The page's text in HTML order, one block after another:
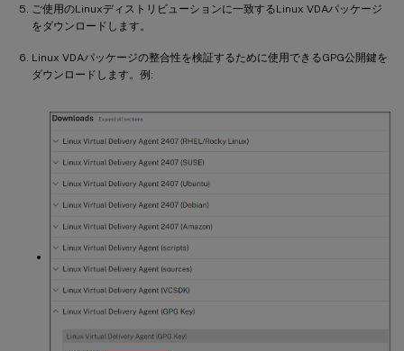
ご使用のLinuxディストリビューションに一致するLinux VDAパッケージ
をダウンロードします。
Linux VDAパッケージの整合性を検証するために使用できるGPG公開鍵を
ダウンロードします。例: